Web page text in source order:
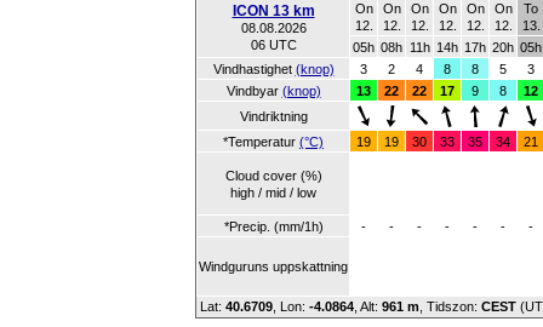
ICON 13 km
08.08.2026
06 UTC
On
12.
On
12.
On
12.
On
12.
On
12.
On
12.
To
13.
05h 08h 11h 14h 17h 20h 05h
Vindhastighet (knop) 3 2 4 8 8 5
3
Vindbyar (knop) 13 22 22 17 9 8
12
Vindriktning
*Temperatur (°C) 19 19 30 33 35 34 21
Cloud cover (%)
high / mid / low
*Precip. (mm/1h) - - - - - - -
Windguruns uppskattning
Lat: 40.6709 , Lon: -4.0864 Alt: 961 m , Tidszon: CEST